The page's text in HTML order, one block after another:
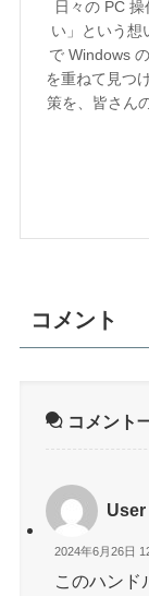
日々の PC
い」という想
で Windows
を重ねて見つ
策を、皆さん
コメント
コメント
User
2024年6月26日
このハンド